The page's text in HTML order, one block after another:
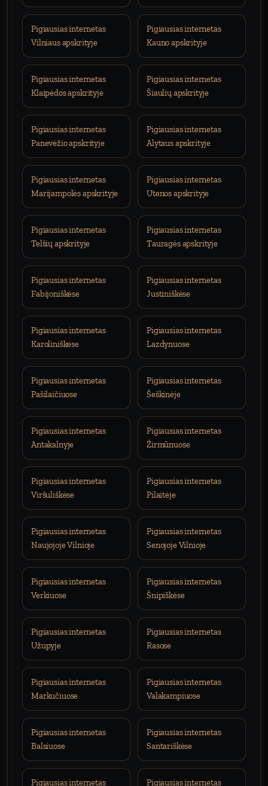
Pigiausias internetas
Vilniaus apskrityje
Pigiausias internetas
Kauno apskrityje
Pigiausias internetas
Klaipėdos apskrityje
Pigiausias internetas
Šiaulių apskrityje
Pigiausias internetas
Panevėžio apskrityje
Pigiausias internetas
Alytaus apskrityje
Pigiausias internetas
Marijampolės apskrityje
Pigiausias internetas
Utenos apskrityje
Pigiausias internetas
Telšių apskrityje
Pigiausias internetas
Tauragės apskrityje
Pigiausias internetas
Fabijoniškėse
Pigiausias internetas
Justiniškėse
Pigiausias internetas
Karoliniškėse
Pigiausias internetas
Lazdynuose
Pigiausias internetas
Pašilaičiuose
Pigiausias internetas
Šeškinėje
Pigiausias internetas
Antakalnyje
Pigiausias internetas
Žirmūnuose
Pigiausias internetas
Viršuliškėse
Pigiausias internetas
Pilaitėje
Pigiausias internetas
Naujojoje Vilnioje
Pigiausias internetas
Senojoje Vilnioje
Pigiausias internetas
Verkiuose
Pigiausias internetas
Šnipiškėse
Pigiausias internetas
Užupyje
Pigiausias internetas
Rasose
Pigiausias internetas
Markučiuose
Pigiausias internetas
Valakampiuose
Pigiausias internetas
Balsiuose
Pigiausias internetas
Santariškėse
Pigiausias internetas Pigiausias internetas